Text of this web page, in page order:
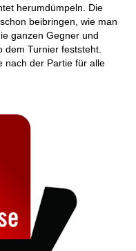
herumdümpeln. Die
beibringen, wie man
ganzen Gegner und
Turnier feststeht.
nach der Partie für alle